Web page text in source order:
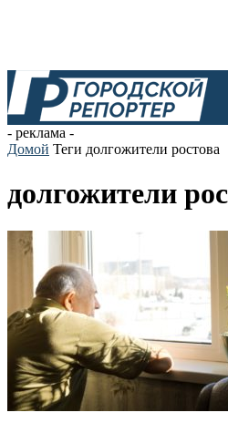
- реклама -
Домой Теги долгожители ростова
долгожители